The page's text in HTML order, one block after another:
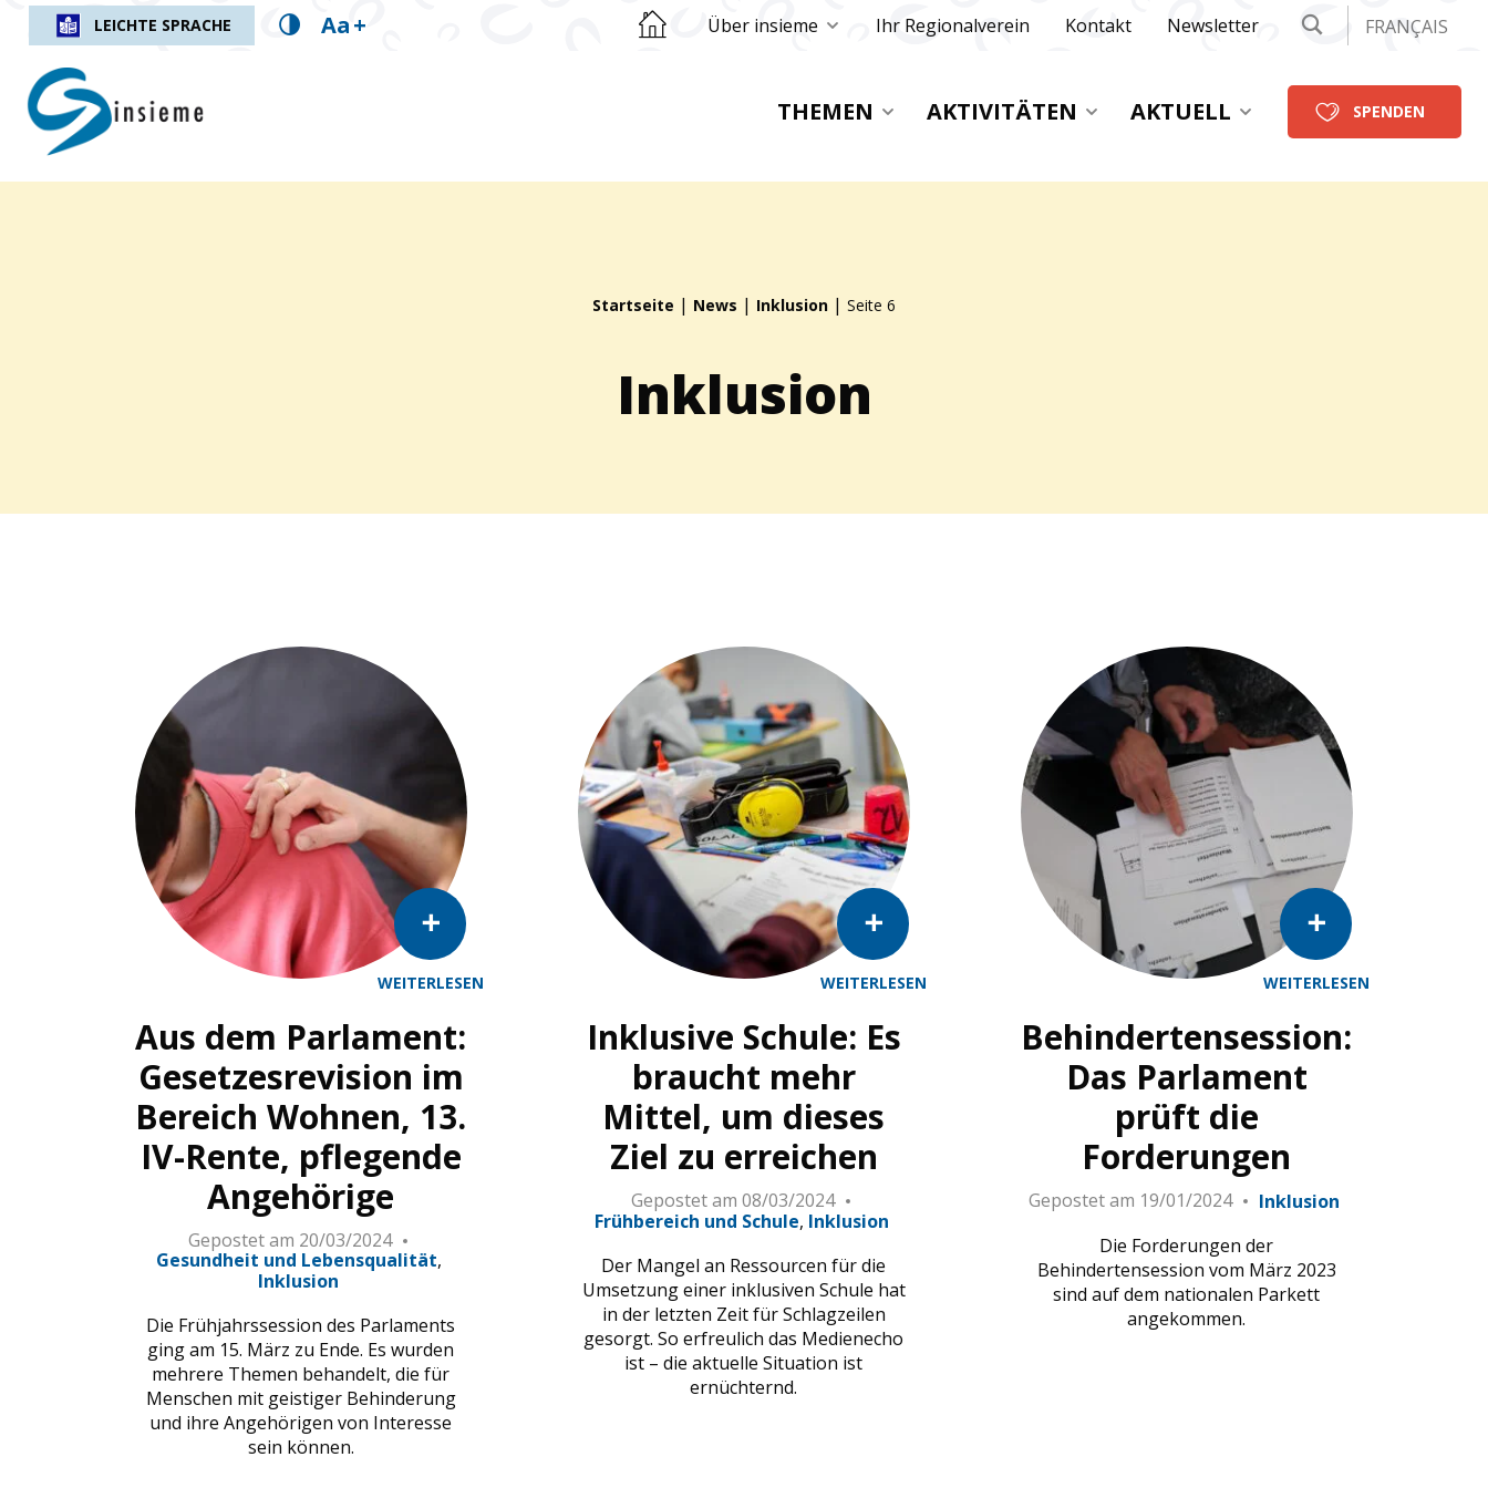
LEICHTE SPRACHE Aa+ Retourner sur la page d'accueil
Über insieme Ihr Regionalverein Kontakt Newsletter FRANÇAIS
insieme.ch
THEMEN AKTIVITÄTEN AKTUELL SPENDEN
Startseite | News | Inklusion | Seite 6
Inklusion
WEITERLESEN
Aus dem Parlament:
Gesetzesrevision im
Bereich Wohnen, 13.
IV-Rente, pflegende
Angehörige
Gepostet am 20/03/2024
Gesundheit und Lebensqualität
Inklusion
Die Frühjahrssession des Parlaments
ging am 15. März zu Ende. Es wurden
mehrere Themen behandelt, die für
Menschen mit geistiger Behinderung
und ihre Angehörigen von Interesse
sein können.
WEITERLESEN
Inklusive Schule: Es
braucht mehr
Mittel, um dieses
Ziel zu erreichen
Gepostet am 08/03/2024
Frühbereich und Schule Inklusion
Der Mangel an Ressourcen für die
Umsetzung einer inklusiven Schule hat
in der letzten Zeit für Schlagzeilen
gesorgt. So erfreulich das Medienecho
ist – die aktuelle Situation ist
ernüchternd.
WEITERLESEN
Behindertensession:
Das Parlament
prüft die
Forderungen
Gepostet am 19/01/2024
Inklusion
Die Forderungen der
Behindertensession vom März 2023
sind auf dem nationalen Parkett
angekommen.